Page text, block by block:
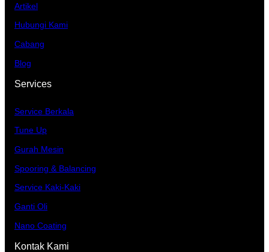
Artikel
Hubungi Kami
Cabang
Blog
Services
Service Berkala
Tune Up
Gurah Mesin
Spooring & Balancing
Service Kaki-Kaki
Ganti Oli
Nano Coating
Kontak Kami